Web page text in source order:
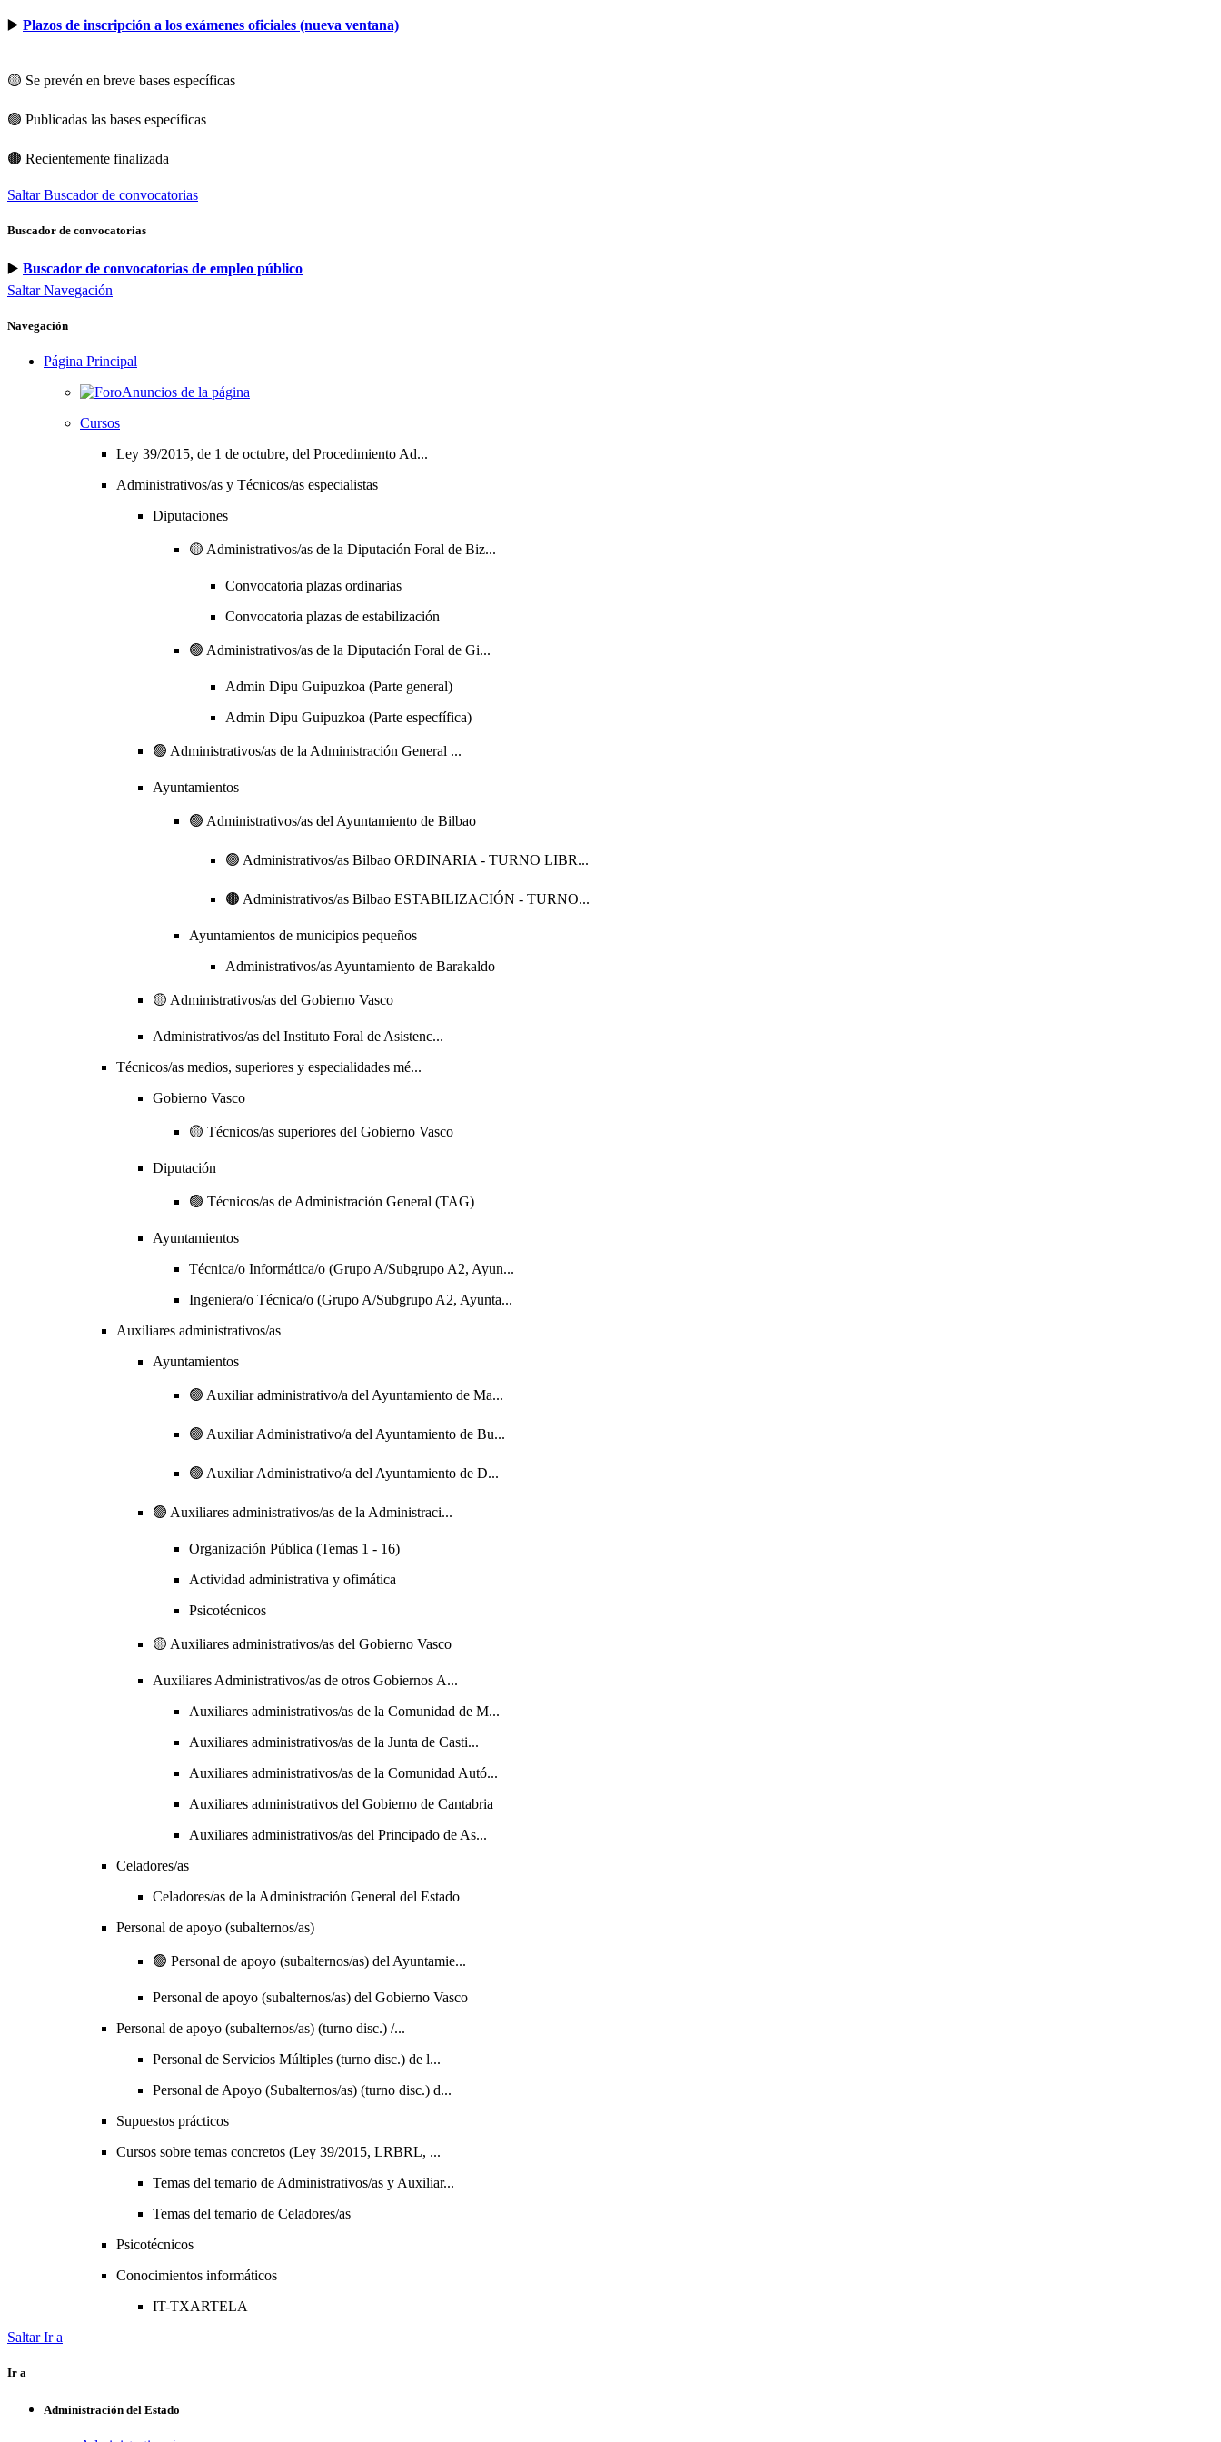
▶️ Plazos de inscripción a los exámenes oficiales (nueva ventana)
🟡 Se prevén en breve bases específicas
🟢 Publicadas las bases específicas
🟤 Recientemente finalizada
Saltar Buscador de convocatorias
Buscador de convocatorias
▶️ Buscador de convocatorias de empleo público
Saltar Navegación
Navegación
Página Principal
Anuncios de la página
Cursos
Ley 39/2015, de 1 de octubre, del Procedimiento Ad...
Administrativos/as y Técnicos/as especialistas
Diputaciones
🟡 Administrativos/as de la Diputación Foral de Biz...
Convocatoria plazas ordinarias
Convocatoria plazas de estabilización
🟢 Administrativos/as de la Diputación Foral de Gi...
Admin Dipu Guipuzkoa (Parte general)
Admin Dipu Guipuzkoa (Parte especfífica)
🟢 Administrativos/as de la Administración General ...
Ayuntamientos
🟢 Administrativos/as del Ayuntamiento de Bilbao
🟢 Administrativos/as Bilbao ORDINARIA - TURNO LIBR...
🟤 Administrativos/as Bilbao ESTABILIZACIÓN - TURNO...
Ayuntamientos de municipios pequeños
Administrativos/as Ayuntamiento de Barakaldo
🟡 Administrativos/as del Gobierno Vasco
Administrativos/as del Instituto Foral de Asistenc...
Técnicos/as medios, superiores y especialidades mé...
Gobierno Vasco
🟡 Técnicos/as superiores del Gobierno Vasco
Diputación
🟢 Técnicos/as de Administración General (TAG)
Ayuntamientos
Técnica/o Informática/o (Grupo A/Subgrupo A2, Ayun...
Ingeniera/o Técnica/o (Grupo A/Subgrupo A2, Ayunta...
Auxiliares administrativos/as
Ayuntamientos
🟢 Auxiliar administrativo/a del Ayuntamiento de Ma...
🟢 Auxiliar Administrativo/a del Ayuntamiento de Bu...
🟢 Auxiliar Administrativo/a del Ayuntamiento de D...
🟢 Auxiliares administrativos/as de la Administraci...
Organización Pública (Temas 1 - 16)
Actividad administrativa y ofimática
Psicotécnicos
🟡 Auxiliares administrativos/as del Gobierno Vasco
Auxiliares Administrativos/as de otros Gobiernos A...
Auxiliares administrativos/as de la Comunidad de M...
Auxiliares administrativos/as de la Junta de Casti...
Auxiliares administrativos/as de la Comunidad Autó...
Auxiliares administrativos del Gobierno de Cantabria
Auxiliares administrativos/as del Principado de As...
Celadores/as
Celadores/as de la Administración General del Estado
Personal de apoyo (subalternos/as)
🟢 Personal de apoyo (subalternos/as) del Ayuntamie...
Personal de apoyo (subalternos/as) del Gobierno Vasco
Personal de apoyo (subalternos/as) (turno disc.) /...
Personal de Servicios Múltiples (turno disc.) de l...
Personal de Apoyo (Subalternos/as) (turno disc.) d...
Supuestos prácticos
Cursos sobre temas concretos (Ley 39/2015, LRBRL, ...
Temas del temario de Administrativos/as y Auxiliar...
Temas del temario de Celadores/as
Psicotécnicos
Conocimientos informáticos
IT-TXARTELA
Saltar Ir a
Ir a
Administración del Estado